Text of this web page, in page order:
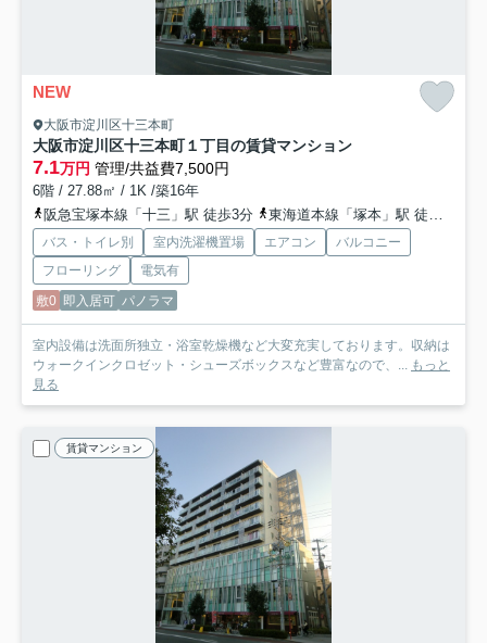
NEW
大阪市淀川区十三本町
大阪市淀川区十三本町１丁目の賃貸マンション
7.1万円 管理/共益費7,500円
6階 / 27.88㎡ / 1K /築16年
阪急宝塚本線「十三」駅 徒歩3分
東海道本線「塚本」駅 徒歩20分
バス・トイレ別 室内洗濯機置場 エアコン
バルコニー
フローリング
電気有
敷0 即入居可 パノラマ
室内設備は洗面所独立・浴室乾燥機など大変充実しております。収納は
ウォークインクロゼット・シューズボックスなど豊富なので、... もっと
見る
賃貸マンション